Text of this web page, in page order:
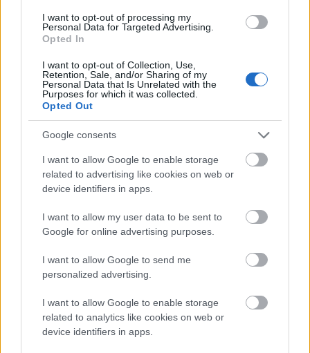
I want to opt-out of processing my
Personal Data for Targeted Advertising.
Opted In
I want to opt-out of Collection, Use,
Retention, Sale, and/or Sharing of my
Personal Data that Is Unrelated with the
Purposes for which it was collected.
Opted Out
Google consents
I want to allow Google to enable storage
related to advertising like cookies on web or
device identifiers in apps.
I want to allow my user data to be sent to
Google for online advertising purposes.
I want to allow Google to send me
personalized advertising.
I want to allow Google to enable storage
related to analytics like cookies on web or
device identifiers in apps.
kezdőknek című komédia egy nagyravágyó balatoni londíner
anti-James Bond története, Nagy Viktor Oszkár
rendezésében.
tovább
júniusban debütál: lenyűgöző utazás a
tengerek megmentéséért
A természettudós látványos dokumentumfilmje az óceánok
varázslatos világába kalauzol, miközben sürgető üzenetet
közvetít bolygónk kék szívének megóvásáról.